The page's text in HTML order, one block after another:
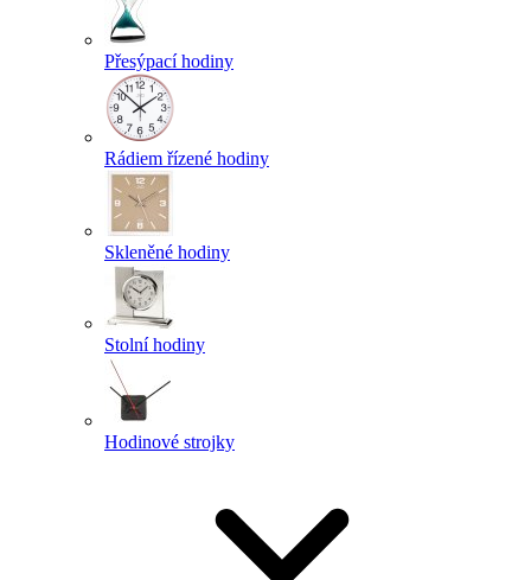
Přesýpací hodiny
Rádiem řízené hodiny
Skleněné hodiny
Stolní hodiny
Hodinové strojky